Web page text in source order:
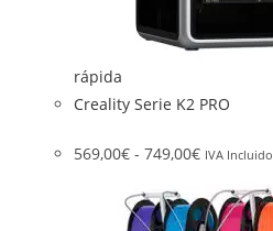
rápida
Creality Serie K2 PRO
569,00€ - 749,00€ IVA Incluido